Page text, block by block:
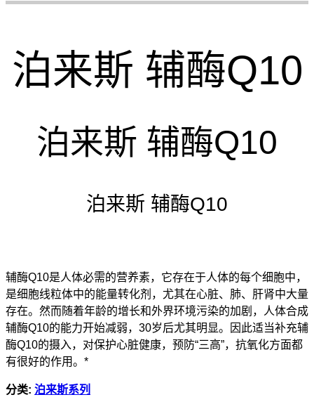
泊来斯 辅酶Q10
泊来斯 辅酶Q10
泊来斯 辅酶Q10
辅酶Q10是人体必需的营养素，它存在于人体的每个细胞中，
是细胞线粒体中的能量转化剂，尤其在心脏、肺、肝肾中大量
存在。然而随着年龄的增长和外界环境污染的加剧，人体合成
辅酶Q10的能力开始减弱，30岁后尤其明显。因此适当补充辅
酶Q10的摄入，对保护心脏健康，预防“三高”，抗氧化方面都
有很好的作用。*
分类: 泊来斯系列